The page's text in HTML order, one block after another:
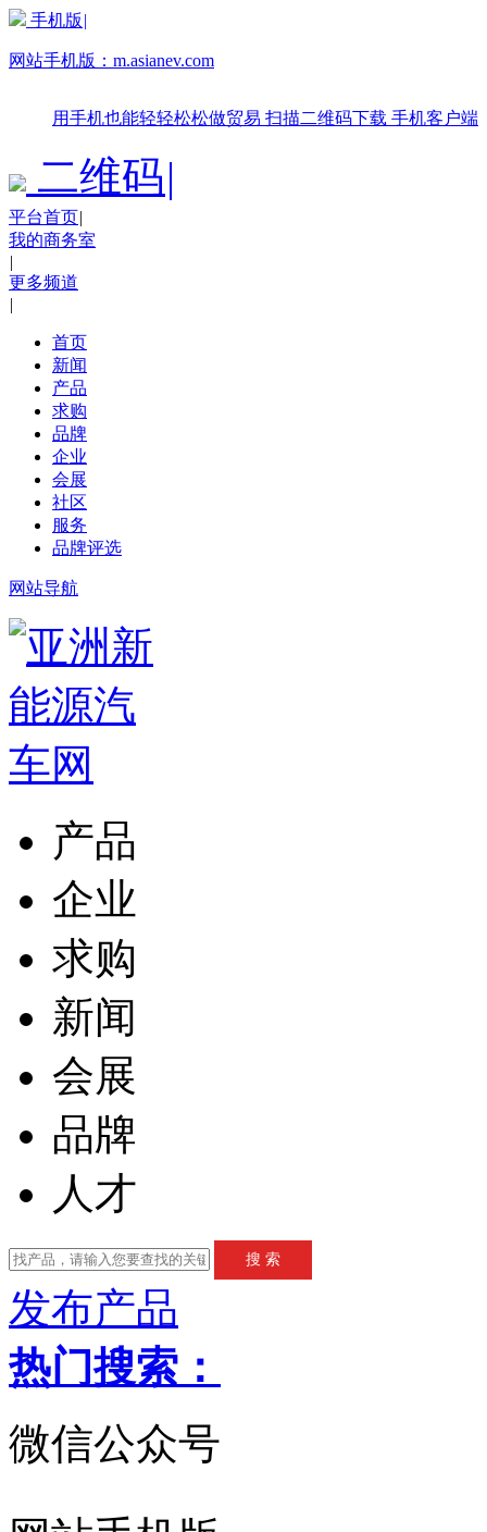
手机版 |
网站手机版： m.asianev.com
用手机也能轻轻松松做贸易 扫描二维码下载 手机客户端
二维码|
平台首页|
我的商务室
|
更多频道
|
首页
新闻
产品
求购
品牌
企业
会展
社区
服务
品牌评选
网站导航
产品
企业
求购
新闻
会展
品牌
人才
发布产品
热门搜索：
微信公众号